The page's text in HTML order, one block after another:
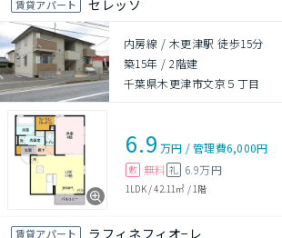
賃貸アパート セレッソ
内房線 / 木更津駅 徒歩15分
築15年 /2階建
千葉県木更津市文京５丁目
6.9 万円 /管理費6,000円
敷 無料 礼 6.9万円
1LDK/42.11㎡ / 1階
賃貸アパート ラフィネフィオ−レ